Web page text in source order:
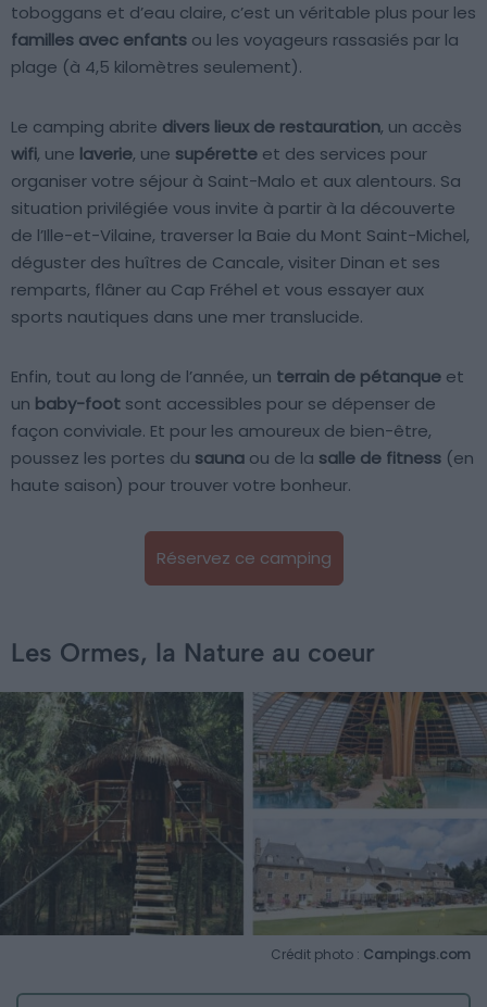
toboggans et d’eau claire, c’est un véritable plus pour les
familles avec enfants ou les voyageurs rassasiés par la
plage (à 4,5 kilomètres seulement).
Le camping abrite divers lieux de restauration, un accès
wifi, une laverie, une supérette et des services pour
organiser votre séjour à Saint-Malo et aux alentours. Sa
situation privilégiée vous invite à partir à la découverte
de l’Ille-et-Vilaine, traverser la Baie du Mont Saint-Michel,
déguster des huîtres de Cancale, visiter Dinan et ses
remparts, flâner au Cap Fréhel et vous essayer aux
sports nautiques dans une mer translucide.
Enfin, tout au long de l’année, un terrain de pétanque et
un baby-foot sont accessibles pour se dépenser de
façon conviviale. Et pour les amoureux de bien-être,
poussez les portes du sauna ou de la salle de fitness (en
haute saison) pour trouver votre bonheur.
Réservez ce camping
Les Ormes, la Nature au coeur
Crédit photo : Campings.com